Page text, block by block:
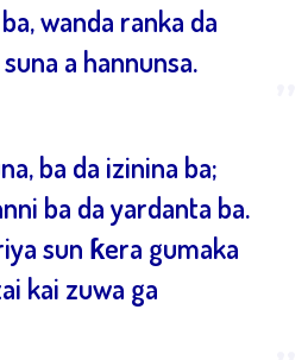
wanda ranka da
a hannunsa.
ba da izinina ba;
ba da yardanta ba.
sun ƙera gumaka
kai zuwa ga